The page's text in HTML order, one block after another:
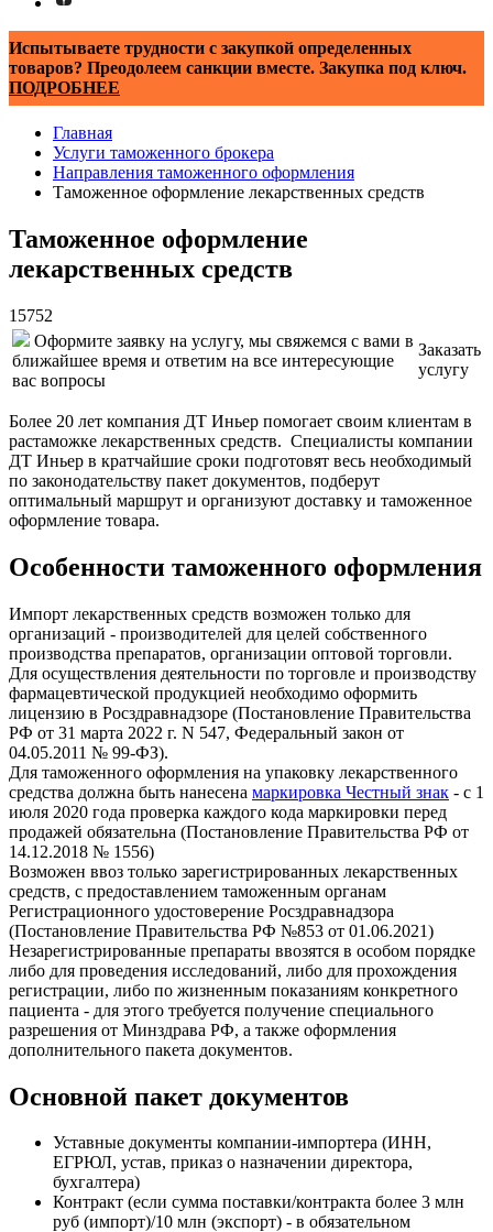
Испытываете трудности с закупкой определенных
товаров? Преодолеем санкции вместе. Закупка под ключ.
ПОДРОБНЕЕ
Главная
Услуги таможенного брокера
Направления таможенного оформления
Таможенное оформление лекарственных средств
Таможенное оформление
лекарственных средств
15752
Оформите заявку на услугу, мы свяжемся с вами в
ближайшее время и ответим на все интересующие
вас вопросы
Заказать
услугу
Более 20 лет компания ДТ Иньер помогает своим клиентам в
растаможке лекарственных средств. Специалисты компании
ДТ Иньер в кратчайшие сроки подготовят весь необходимый
по законодательству пакет документов, подберут
оптимальный маршрут и организуют доставку и таможенное
оформление товара.
Особенности таможенного оформления
Импорт лекарственных средств возможен только для
организаций - производителей для целей собственного
производства препаратов, организации оптовой торговли.
Для осуществления деятельности по торговле и производству
фармацевтической продукцией необходимо оформить
лицензию в Росздравнадзоре (Постановление Правительства
РФ от 31 марта 2022 г. N 547, Федеральный закон от
04.05.2011 № 99-ФЗ).
Для таможенного оформления на упаковку лекарственного
средства должна быть нанесена маркировка Честный знак - с 1
июля 2020 года проверка каждого кода маркировки перед
продажей обязательна (Постановление Правительства РФ от
14.12.2018 № 1556)
Возможен ввоз только зарегистрированных лекарственных
средств, с предоставлением таможенным органам
Регистрационного удостоверение Росздравнадзора
(Постановление Правительства РФ №853 от 01.06.2021)
Незарегистрированные препараты ввозятся в особом порядке
либо для проведения исследований, либо для прохождения
регистрации, либо по жизненным показаниям конкретного
пациента - для этого требуется получение специального
разрешения от Минздрава РФ, а также оформления
дополнительного пакета документов.
Основной пакет документов
Уставные документы компании-импортера (ИНН,
ЕГРЮЛ, устав, приказ о назначении директора,
бухгалтера)
Контракт (если сумма поставки/контракта более 3 млн
руб (импорт)/10 млн (экспорт) - в обязательном